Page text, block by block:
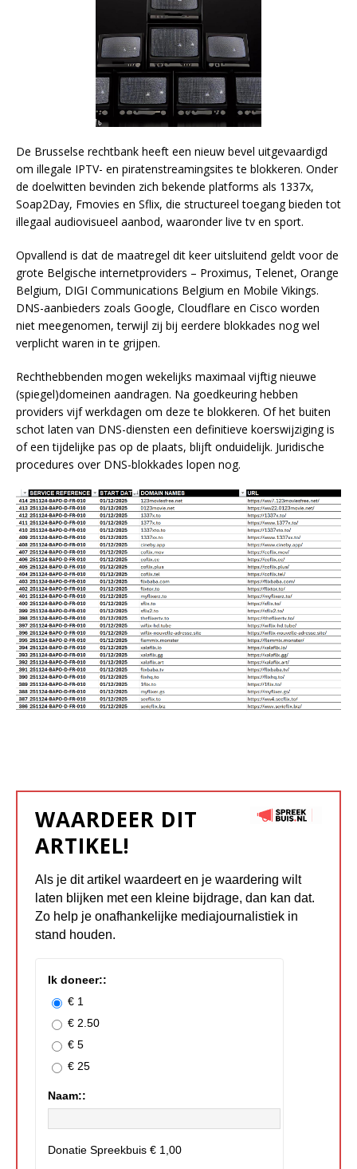
De Brusselse rechtbank heeft een nieuw bevel uitgevaardigd
om illegale IPTV- en piratenstreamingsites te blokkeren. Onder
de doelwitten bevinden zich bekende platforms als 1337x,
Soap2Day, Fmovies en Sflix, die structureel toegang bieden tot
illegaal audiovisueel aanbod, waaronder live tv en sport.
Opvallend is dat de maatregel dit keer uitsluitend geldt voor de
grote Belgische internetproviders – Proximus, Telenet, Orange
Belgium, DIGI Communications Belgium en Mobile Vikings.
DNS-aanbieders zoals Google, Cloudflare en Cisco worden
niet meegenomen, terwijl zij bij eerdere blokkades nog wel
verplicht waren in te grijpen.
Rechthebbenden mogen wekelijks maximaal vijftig nieuwe
(spiegel)domeinen aandragen. Na goedkeuring hebben
providers vijf werkdagen om deze te blokkeren. Of het buiten
schot laten van DNS-diensten een definitieve koerswijziging is
of een tijdelijke pas op de plaats, blijft onduidelijk. Juridische
procedures over DNS-blokkades lopen nog.
WAARDEER DIT
ARTIKEL!
Als je dit artikel waardeert en je waardering wilt
laten blijken met een kleine bijdrage, dan kan dat.
Zo help je onafhankelijke mediajournalistiek in
stand houden.
Ik doneer::
€ 1
€ 2.50
€ 5
€ 25
Naam::
Donatie Spreekbuis € 1,00